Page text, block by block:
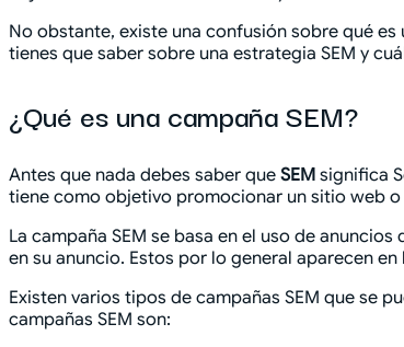
No obstante, existe una confusión sobre qué
tienes que saber sobre una estrategia SEM y
¿Qué es una campaña SEM?
Antes que nada debes saber que SEM significa
tiene como objetivo promocionar un sitio web
La campaña SEM se basa en el uso de
en su anuncio. Estos por lo general aparecen
Existen varios tipos de campañas SEM que se
campañas SEM son: